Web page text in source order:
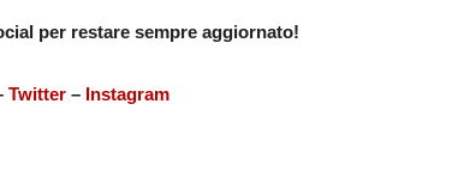
per restare sempre aggiornato!
Twitter – Instagram